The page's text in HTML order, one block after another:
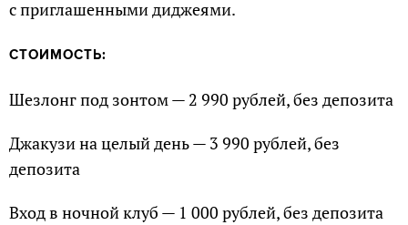
с приглашенными диджеями.
СТОИМОСТЬ:
Шезлонг под зонтом — 2 990 рублей, без депозита
Джакузи на целый день — 3 990 рублей, без
депозита
Вход в ночной клуб — 1 000 рублей, без депозита